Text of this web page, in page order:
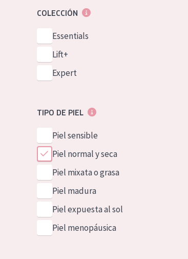
COLECCIÓN
Essentials
Lift+
Expert
TIPO DE PIEL
Piel sensible
Piel normal y seca
Piel mixata o grasa
Piel madura
Piel expuesta al sol
Piel menopáusica